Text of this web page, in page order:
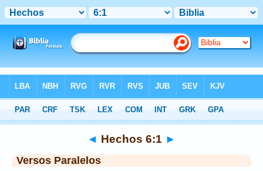
>Hechos Capítulo 6 > Verso 1
◄ Hechos 6:1 ►
Versos Paralelos